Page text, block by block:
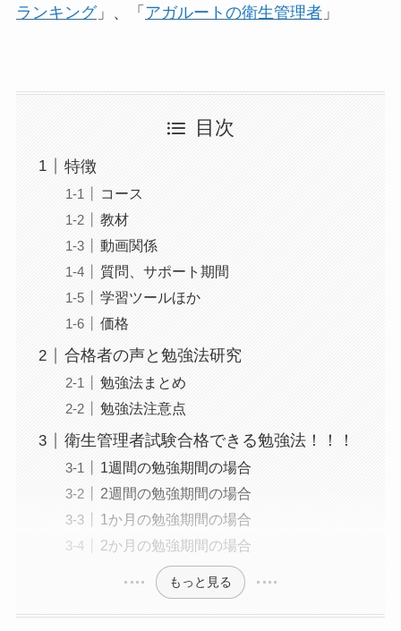
ランキング」、「 アガルートの衛生管理者」
目次
特徴
コース
教材
動画関係
質問、サポート期間
学習ツールほか
価格
合格者の声と勉強法研究
勉強法まとめ
勉強法注意点
衛生管理者試験合格できる勉強法！！！
1週間の勉強期間の場合
2週間の勉強期間の場合
1か月の勉強期間の場合
2か月の勉強期間の場合
もっと見る